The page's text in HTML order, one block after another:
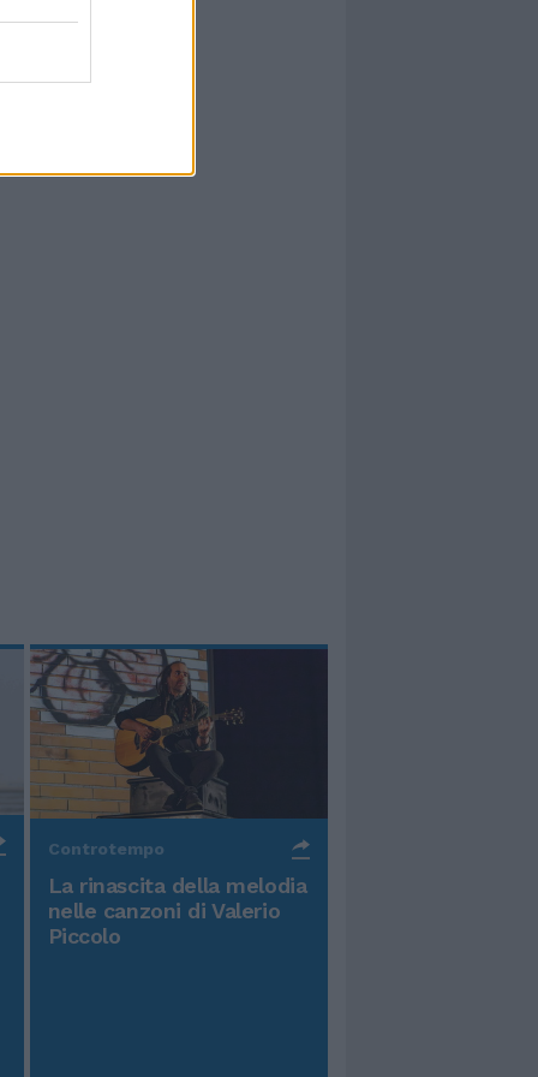
Controtempo
La rinascita della melodia
nelle canzoni di Valerio
Piccolo